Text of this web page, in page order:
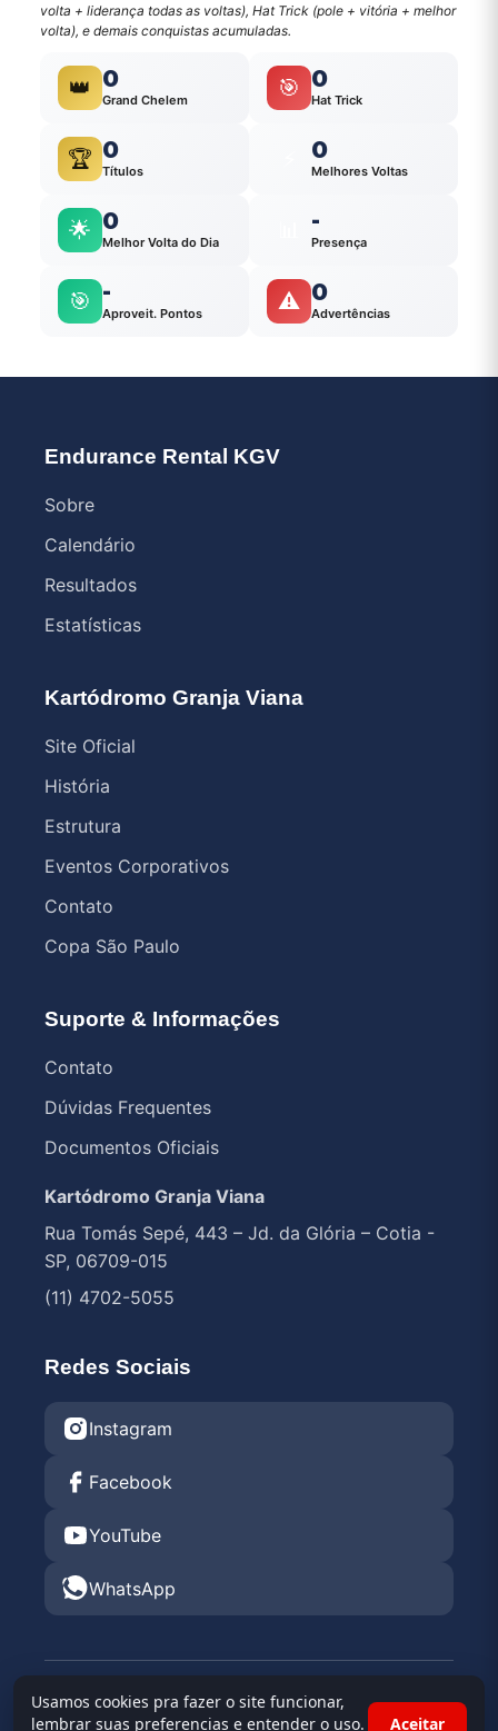
volta + liderança todas as voltas), Hat Trick (pole + vitória + melhor
volta), e demais conquistas acumuladas.
👑 0
Grand Chelem 🎯 0
Hat Trick
🏆 0
Títulos
0
Melhores Voltas
🌟 0
Melhor Volta do Dia
-
Presença
🎯 -
Aproveit. Pontos ⚠️ 0
Advertências
Endurance Rental KGV
Sobre
Calendário
Resultados
Estatísticas
Kartódromo Granja Viana
Site Oficial
História
Estrutura
Eventos Corporativos
Contato
Copa São Paulo
Suporte & Informações
Contato
Dúvidas Frequentes
Documentos Oficiais
Kartódromo Granja Viana
Rua Tomás Sepé, 443 – Jd. da Glória – Cotia -
SP, 06709-015
(11) 4702-5055
Redes Sociais
Instagram
Facebook
YouTube
WhatsApp
© 2026 Endurance Rental KGV 2026 •
Granja Viana
Usamos cookies pra fazer o site funcionar,
lembrar suas preferencias e entender o uso.
Aceitar